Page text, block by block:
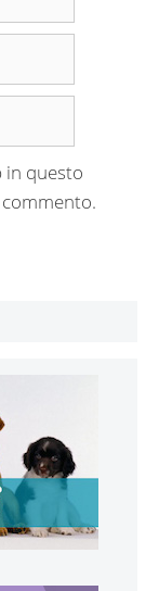
in questo